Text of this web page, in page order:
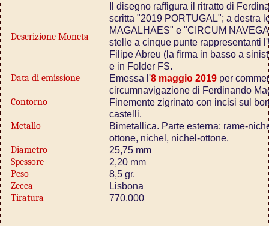
Descrizione Moneta
Il disegno raffigura il ritratto di
scritta "2019 PORTUGAL"; a destra
MAGALHAES" e "CIRCUM
stelle a cinque punte rappresentanti
Filipe Abreu (la firma in basso a
e in Folder FS.
Data di emissione Emessa l'8 maggio 2019 per
circumnavigazione di Ferdinando
Contorno
Finemente zigrinato con incisi sul
castelli.
Metallo
Bimetallica. Parte esterna: rame-
ottone, nichel, nichel-ottone.
Diametro 25,75 mm
Spessore 2,20 mm
Peso 8,5 gr.
Zecca Lisbona
Tiratura 770.000